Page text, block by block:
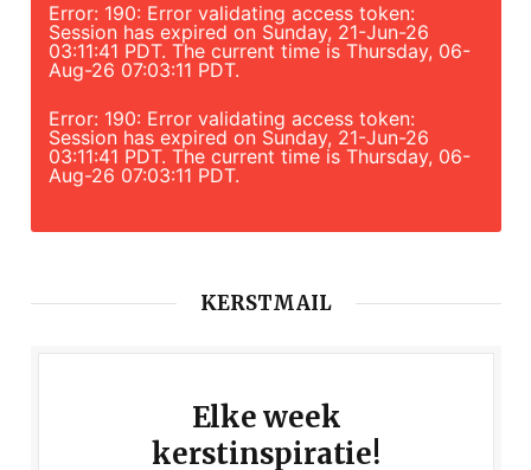
Error: 190: Error validating access token:
Session has expired on Sunday, 21-Jun-26
03:11:41 PDT. The current time is Thursday, 06-
Aug-26 07:03:11 PDT.
Error: 190: Error validating access token:
Session has expired on Sunday, 21-Jun-26
03:11:41 PDT. The current time is Thursday, 06-
Aug-26 07:03:11 PDT.
KERSTMAIL
Elke week
kerstinspiratie!